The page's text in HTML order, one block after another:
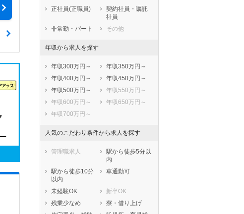
正社員(正職員)
契約社員・嘱託
社員
非常勤・パート
その他
年収から求人を探す
年収300万円～
年収350万円～
年収400万円～
年収450万円～
年収500万円～
年収550万円～
年収600万円～
年収650万円～
年収700万円～
人気のこだわり条件から求人を探す
管理職求人
駅から徒歩5分以
内
駅から徒歩10分
以内
車通勤可
未経験OK
新卒OK
残業少なめ
寮・借り上げ